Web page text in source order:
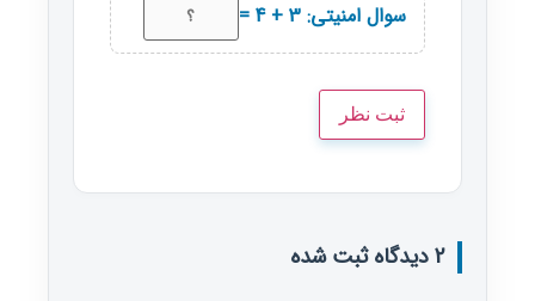
سوال امنیتی: 3 + 4 =
2 دیدگاه ثبت شده